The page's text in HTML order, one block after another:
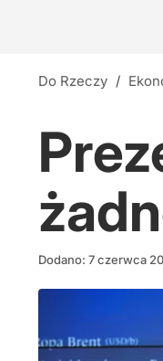
Do Rzeczy /
Dodano: 7czerwca